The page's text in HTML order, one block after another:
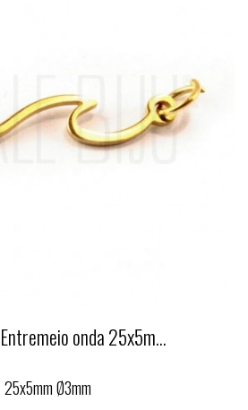
onda 25x5m...
25x5mm Ø3mm